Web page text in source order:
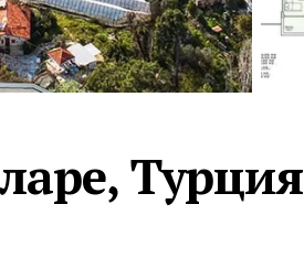
Турция · 1 810
Турция